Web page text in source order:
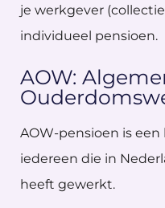
je werkgever
individueel pensioen.
AOW:
AOW-pensioen is
iedereen die in
heeft gewerkt.